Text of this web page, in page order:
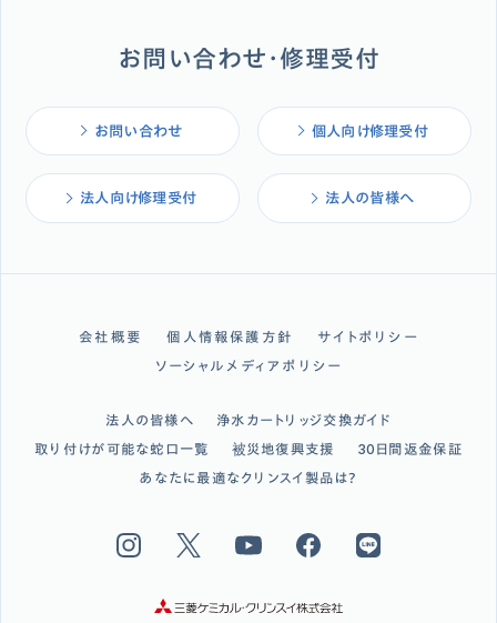
お問い合わせ・修理受付
お問い合わせ 個人向け修理受付
法人向け修理受付 法人の皆様へ
会社概要 個人情報保護方針
サイトポリシー
ソーシャルメディアポリシー
法人の皆様へ
浄水カートリッジ交換ガイド
取り付けが可能な蛇口一覧
被災地復興支援
30日間返金保証
あなたに最適なクリンスイ製品は？